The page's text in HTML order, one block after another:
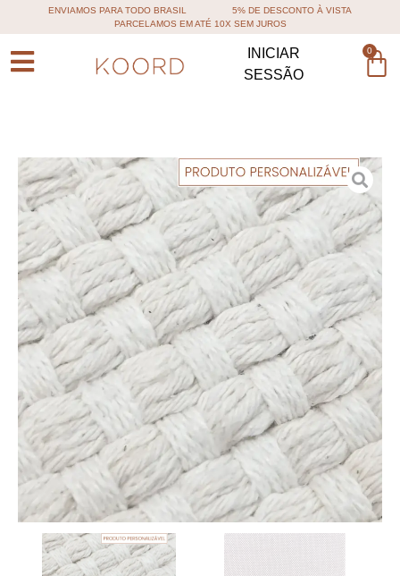
ENVIAMOS PARA TODO BRASIL
5% DE DESCONTO À VISTA
PARCELAMOS EM ATÉ 10X SEM JUROS
INICIAR
SESSÃO
0